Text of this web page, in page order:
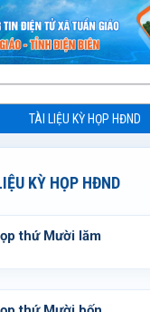
TÀI LIỆU KỲ HỌP HĐND
KỲ HỌP HĐND
thứ Mười lăm